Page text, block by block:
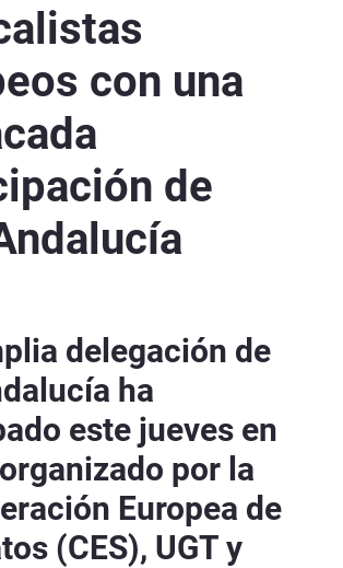
con una
de
delegación de
ha
este jueves en
por la
Europea de
(CES), UGT y